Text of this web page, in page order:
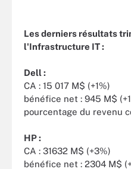
Les derniers résultats
l'Infrastructure IT :
Dell :
CA : 15 017 M$ (+1%)
bénéfice net : 945 M$
pourcentage du revenu
HP :
CA : 31632 M$ (+3%)
bénéfice net : 2304 M$